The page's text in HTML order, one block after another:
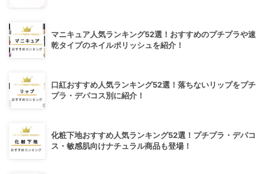
マニキュア人気ランキング52選！おすすめのプチプラや速
乾タイプのネイルポリッシュを紹介！
口紅おすすめ人気ランキング52選！落ちないリップをプチ
プラ・デパコス別に紹介！
化粧下地おすすめ人気ランキング52選！プチプラ・デパコ
ス・敏感肌向けナチュラル商品も登場！